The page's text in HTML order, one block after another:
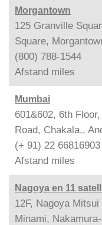
Morgantown
125 Granville
Square,
(800) 788-1544
Afstand miles
Mumbai
601&602, 6th
Road, Chakala,,
(+ 91) 22 66816903
Afstand miles
Nagoya en 11
12F, Nagoya
Minami,